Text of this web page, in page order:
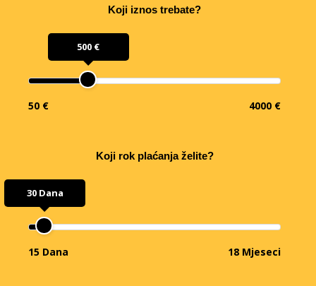
Koji iznos trebate?
500 €
50 € 4000 €
Koji rok plaćanja želite?
30 Dana
15 Dana 18 Mjeseci